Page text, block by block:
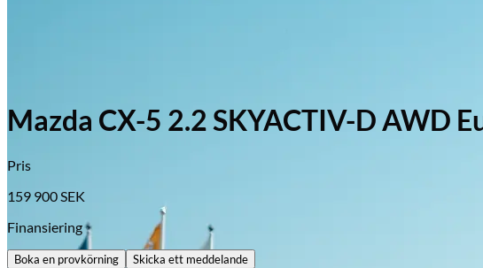
Mazda CX-5 2.2 SKYACTIV-D AWD
Pris
159 900 SEK
Finansiering
Boka en provkörning Skicka ett meddelande